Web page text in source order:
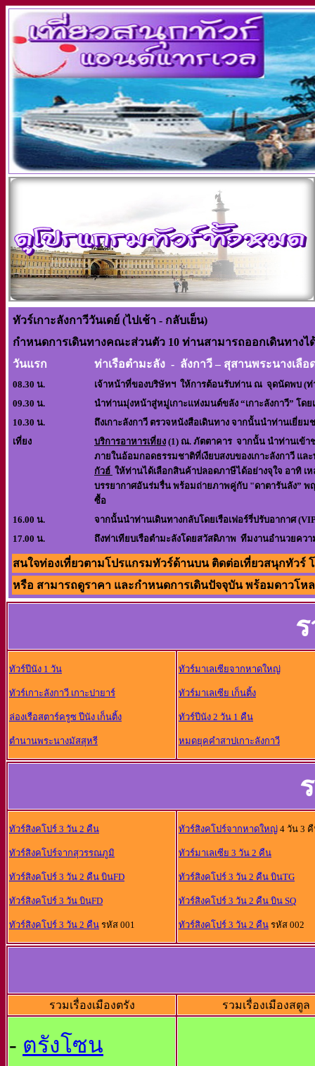
ทัวร์เกาะลังกาวีวันเดย์ (ไปเช้า - กลับเย็น)
กำหนดการเดินทางคณะส่วนตัว 10 ท่านสามารถออกเดินทางไ
วันแรก
ท่าเรือตำมะลัง - ลังกาวี – สุสาน
08.30 น.
เจ้าหน้าที่ของบริษัทฯ ให้การต้อนรับท่าน ณ จุดนัดพบ (ท่
09.30 น.
นำท่านมุ่งหน้าสู่หมู่เกาะแห่งมนต์ขลัง “เกาะลังกาวี” โดย
10.30 น.
ถึงเกาะลังกาวี ตรวจหนังสือเดินทาง จากนั้นนำท่านเยี่ย
เที่ยง
บริการอาหารเที่ยง (1) ณ. ภัตตาคาร จากนั้น นำท่านเข้
ภายในอ้อมกอดธรรมชาติที่เงียบสงบของเกาะลังกาวี แ
กัวฮ์ ให้ท่านได้เลือกสินค้าปลอดภาษีได้อย่างจุใจ อาทิ เ
บรรยากาศอันร่มรื่น พร้อมถ่ายภาพคู่กับ "ดาตารันลัง” พ
ซื้อ
16.00 น.
จากนั้นนำท่านเดินทางกลับโดยเรือเฟอร์รี่ปรับอากาศ(
17.00 น.
ถึงท่าเทียบเรือตำมะลังโดยสวัสดิภาพ ทีมงานอำนวยค
สนใจท่องเที่ยวตามโปรแกรมทัวร์ด้านบน ติดต่อเที่ยวสนุกทัวร์ โ
หรือ สามารถดูราคา และกำหนดการเดินปัจจุบัน พร้อมดาวโ
ทัวร์ปีนัง 1 วัน
ทัวร์เกาะลังกาวี เกาะปายาร์
ล่องเรือสตาร์ครูซ ปีนัง เก็นติ้ง
ตำนานพระนางมัสสุหรี
ทัวร์มาเลเซียจากหาดใหญ่
ทัวร์มาเลเซีย เก็นติ้ง
ทัวร์ปีนัง 2 วัน 1 คืน
หมดยุคคำสาปเกาะลังกาวี
ทัวร์สิงคโปร์ 3 วัน 2 คืน
ทัวร์สิงคโปร์จากสุวรรณภูมิ
ทัวร์สิงคโปร์ 3 วัน 2 คืน บินFD
ทัวร์สิงคโปร์ 3 วัน บินFD
ทัวร์สิงคโปร์ 3 วัน 2 คืน รหัส 001
ทัวร์สิงคโปร์จากหาดใหญ่ 4 วัน 3
ทัวร์มาเลเซีย 3 วัน 2 คืน
ทัวร์สิงคโปร์ 3 วัน 2 คืน บินTG
ทัวร์สิงคโปร์ 3 วัน 2 คืน บิน SQ
ทัวร์สิงคโปร์ 3 วัน 2 คืน รหัส 002
รวมเรื่องเมืองตรัง รวมเรื่องเมืองสตูล
- ตรังโซน